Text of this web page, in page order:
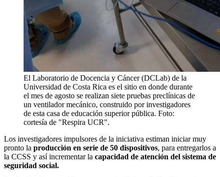
El Laboratorio de Docencia y Cáncer (DCLab) de la
Universidad de Costa Rica es el sitio en donde durante
el mes de agosto se realizan siete pruebas preclínicas de
un ventilador mecánico, construido por investigadores
de esta casa de educación superior pública. Foto:
cortesía de "Respira UCR".
Los investigadores impulsores de la iniciativa estiman iniciar muy
pronto la producción en serie de 50 dispositivos, para entregarlos a
la CCSS y así incrementar la capacidad de atención del sistema de
seguridad social.